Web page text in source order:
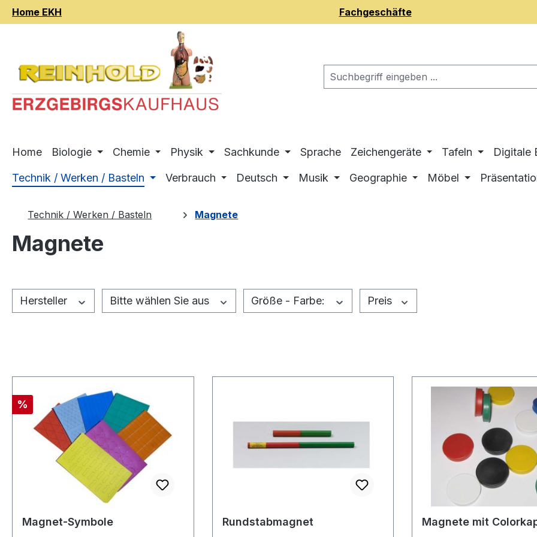
Hauptinhalt springen
Zur Suche springen
Zur Hauptnavigation springen
Home EKH Fachgeschäfte
Home Biologie Chemie Physik Sachkunde Sprache Zeichengeräte Tafeln Digitale
Technik / Werken / Basteln Verbrauch Deutsch Musik Geographie Möbel
Technik / Werken / Basteln Magnete
Magnete
Hersteller Bitte wählen Sie aus Größe - Farbe: Preis
Rabatt
%
Magnet-Symbole Rundstabmagnet Magnete mit